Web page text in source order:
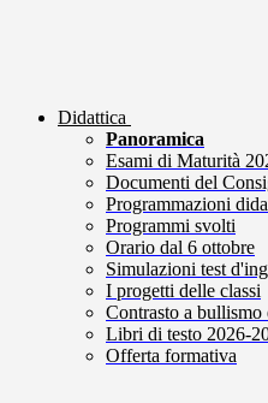
Didattica
Panoramica
Esami di Maturità
Documenti del
Programmazioni
Programmi svolti
Orario dal 6 ottobre
Simulazioni test
I progetti delle classi
Contrasto a
Libri di testo 2026-
Offerta formativa